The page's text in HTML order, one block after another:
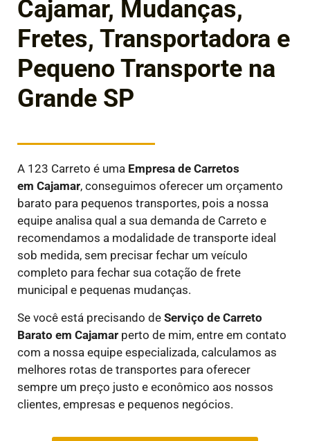
Cajamar, Mudanças,
Fretes, Transportadora e
Pequeno Transporte na
Grande SP
A 123 Carreto é uma Empresa de Carretos
em Cajamar, conseguimos oferecer um orçamento
barato para pequenos transportes, pois a nossa
equipe analisa qual a sua demanda de Carreto e
recomendamos a modalidade de transporte ideal
sob medida, sem precisar fechar um veículo
completo para fechar sua cotação de frete
municipal e pequenas mudanças.
Se você está precisando de Serviço de Carreto
Barato em Cajamar perto de mim, entre em contato
com a nossa equipe especializada, calculamos as
melhores rotas de transportes para oferecer
sempre um preço justo e econômico aos nossos
clientes, empresas e pequenos negócios.